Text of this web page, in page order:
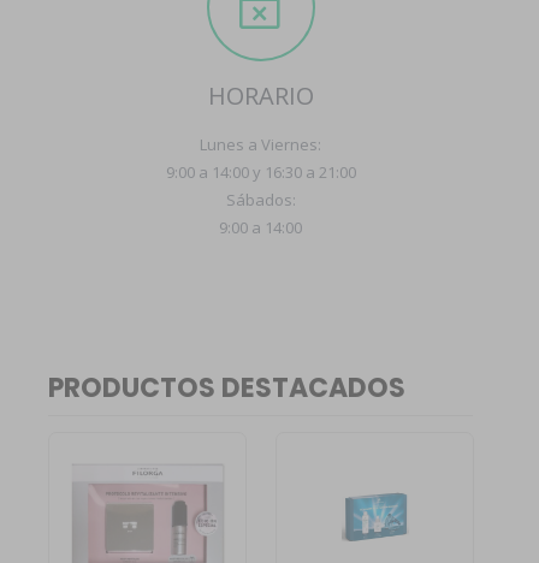
HORARIO
Lunes a Viernes:
9:00 a 14:00 y 16:30 a 21:00
Sábados:
9:00 a 14:00